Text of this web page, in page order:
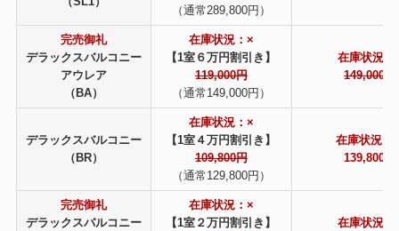
（通常289,800円）
完売御礼
デラックスバルコニー
アウレア
（BA）
在庫状況：×
【1室６万円割引き】
119,000円
（通常149,000円）
在庫状況：
149,000円
デラックスバルコニー
（BR）
在庫状況：×
【1室４万円割引き】
109,800円
（通常129,800円）
在庫状況
139,800円
完売御礼
デラックスバルコニー
在庫状況：×
【1室２万円割引き】
在庫状況：